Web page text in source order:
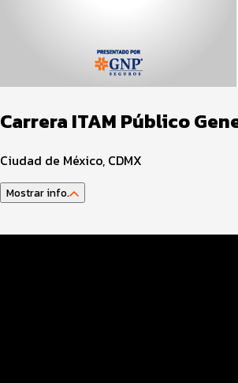
Carrera ITAM Público
Ciudad de México, CDMX
Mostrar info.